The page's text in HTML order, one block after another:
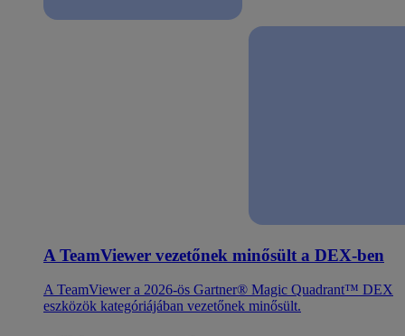
A TeamViewer vezetőnek minősült a DEX-ben
A TeamViewer a 2026-ös Gartner® Magic Quadrant™ DEX
eszközök kategóriájában vezetőnek minősült.